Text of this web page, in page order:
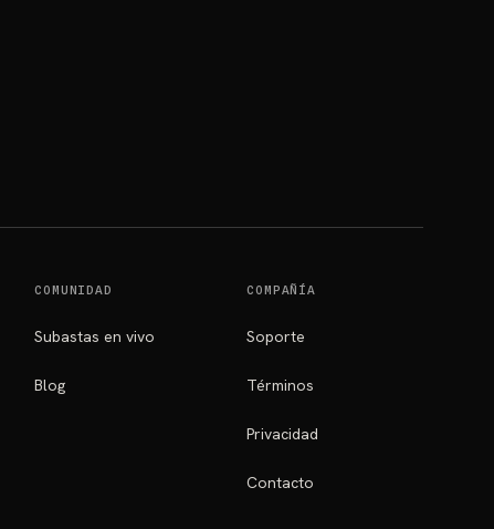
COMUNIDAD
Subastas en vivo
Blog
COMPAÑÍA
Soporte
Términos
Privacidad
Contacto